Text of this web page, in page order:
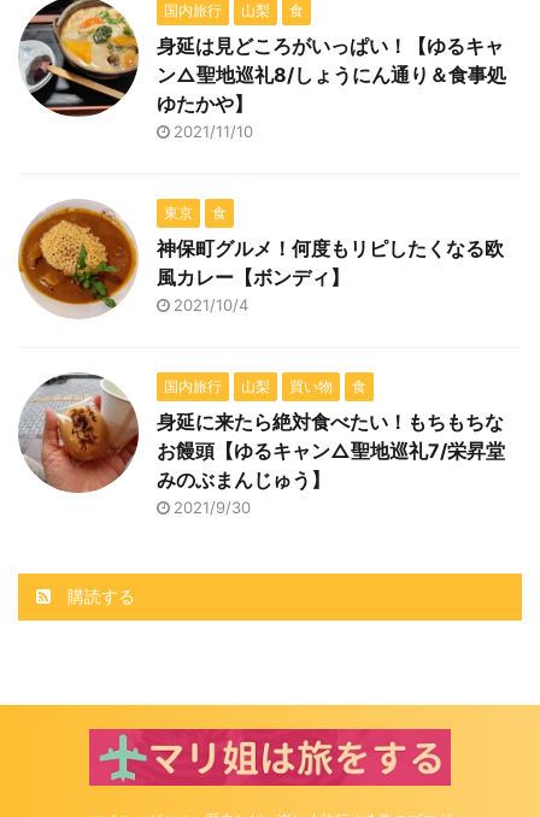
国内旅行 山梨 食
身延は見どころがいっぱい！【ゆるキャ
ン△聖地巡礼8/しょうにん通り＆食事処
ゆたかや】
2021/11/10
東京 食
神保町グルメ！何度もリピしたくなる欧
風カレー【ボンディ】
2021/10/4
国内旅行 山梨 買い物 食
身延に来たら絶対食べたい！もちもちな
お饅頭【ゆるキャン△聖地巡礼7/栄昇堂
みのぶまんじゅう】
2021/9/30
購読する